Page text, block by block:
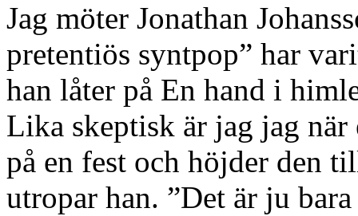
Jag möter Jonathan
pretentiös syntpop” har
han låter på En hand i
Lika skeptisk är jag jag
på en fest och höjder den
utropar han. ”Det är ju